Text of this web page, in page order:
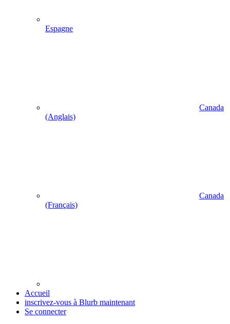
Espagne
Canada
(Anglais)
Canada
(Français)
Accueil
inscrivez-vous à Blurb maintenant
Se connecter